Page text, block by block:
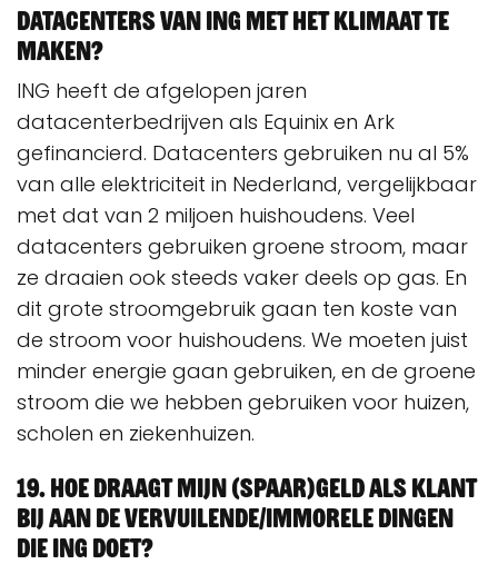
datacenters van ING met het klimaat te
maken?
ING heeft de afgelopen jaren
datacenterbedrijven als Equinix en Ark
gefinancierd. Datacenters gebruiken nu al 5%
van alle elektriciteit in Nederland, vergelijkbaar
met dat van 2 miljoen huishoudens. Veel
datacenters gebruiken groene stroom, maar
ze draaien ook steeds vaker deels op gas. En
dit grote stroomgebruik gaan ten koste van
de stroom voor huishoudens. We moeten juist
minder energie gaan gebruiken, en de groene
stroom die we hebben gebruiken voor huizen,
scholen en ziekenhuizen.
19. Hoe draagt mijn (spaar)geld als klant
bij aan de vervuilende/immorele dingen
die ING doet?